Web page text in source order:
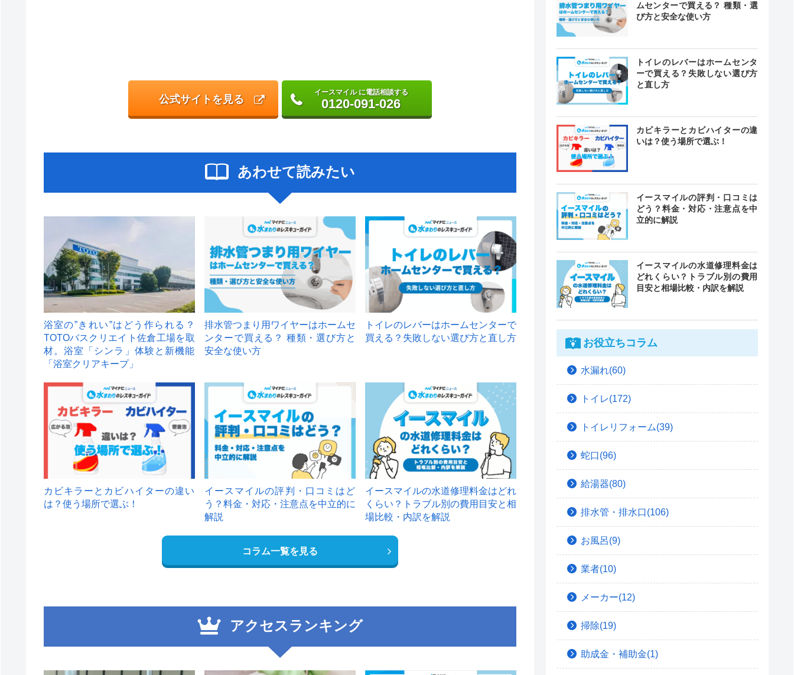
公式サイトを見る
イースマイル に電話相談する
0120-091-026
あわせて読みたい
浴室の”きれい”はどう作られる？
TOTOバスクリエイト佐倉工場を取
材。浴室「シンラ」体験と新機能
「浴室クリアキープ」
排水管つまり用ワイヤーはホームセ
ンターで買える？ 種類・選び方と
安全な使い方
トイレのレバーはホームセンターで
買える？失敗しない選び方と直し方
カビキラーとカビハイターの違い
は？使う場所で選ぶ！
イースマイルの評判・口コミはど
う？料金・対応・注意点を中立的に
解説
イースマイルの水道修理料金はどれ
くらい？トラブル別の費用目安と相
場比較・内訳を解説
コラム一覧を見る
アクセスランキング
ムセンターで買える？ 種類・選
び方と安全な使い方
トイレのレバーはホームセンタ
ーで買える？失敗しない選び方
と直し方
カビキラーとカビハイターの違
いは？使う場所で選ぶ！
イースマイルの評判・口コミは
どう？料金・対応・注意点を中
立的に解説
イースマイルの水道修理料金は
どれくらい？トラブル別の費用
目安と相場比較・内訳を解説
お役立ちコラム
水漏れ(60)
トイレ(172)
トイレリフォーム(39)
蛇口(96)
給湯器(80)
排水管・排水口(106)
お風呂(9)
業者(10)
メーカー(12)
掃除(19)
助成金・補助金(1)